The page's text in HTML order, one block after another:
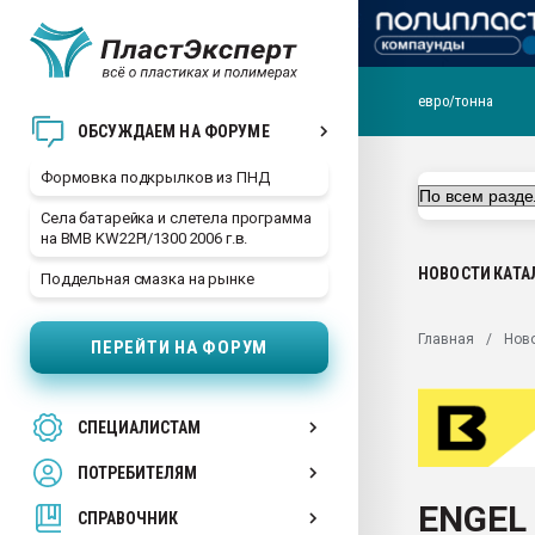
ОБСУЖДАЕМ НА ФОРУМЕ
Формовка подкрылков из ПНД
Села батарейка и слетела программа
на BMB KW22PI/1300 2006 г.в.
Поддельная смазка на рынке
ПЕРЕЙТИ НА ФОРУМ
СПЕЦИАЛИСТАМ
ПОТРЕБИТЕЛЯМ
СПРАВОЧНИК
29.07.2026 ФРП помог
Вакуум-формовочные
28.07.2026
первый план в
пластмасс
ситуацией на
евро/тонна
НОВОСТИ
Главная